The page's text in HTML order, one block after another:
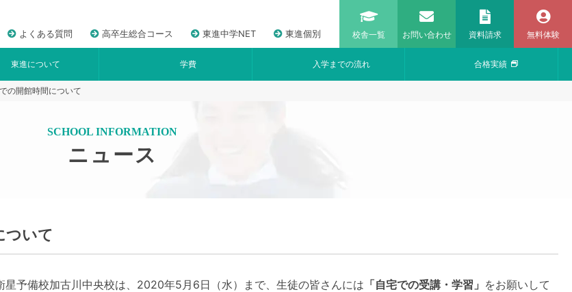
よくある質問 高卒生総合コース 東進中学NET 東進個別 校舎一覧 お問い合わせ 資料請求 無料体験
東進について 学費 入学までの流れ 合格実績
の開館時間について
SCHOOL INFORMATION
ニュース
ついて
予備校加古川中央校は、2020年5月6日（水）まで、生徒の皆さんには 「自宅での受講・学習」 をお願いして